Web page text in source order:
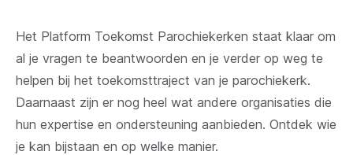
Het Platform Toekomst Parochiekerken staat klaar om
al je vragen te beantwoorden en je verder op weg te
helpen bij het toekomsttraject van je parochiekerk.
Daarnaast zijn er nog heel wat andere organisaties die
hun expertise en ondersteuning aanbieden. Ontdek wie
je kan bijstaan en op welke manier.